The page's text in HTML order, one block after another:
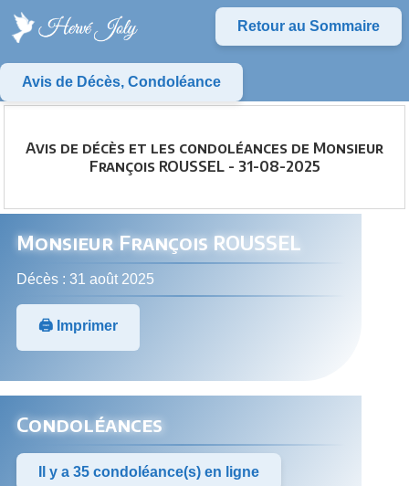
Retour au Sommaire
Avis de Décès, Condoléance
Avis de décès et les condoléances de Monsieur
François ROUSSEL - 31-08-2025
Monsieur François ROUSSEL
Décès : 31 août 2025
🖨️ Imprimer
Condoléances
Il y a 35 condoléance(s) en ligne